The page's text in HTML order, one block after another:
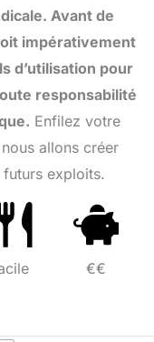
Avant de
impérativement
d’utilisation pour
responsabilité
Enfilez votre
allons créer
exploits.
€€